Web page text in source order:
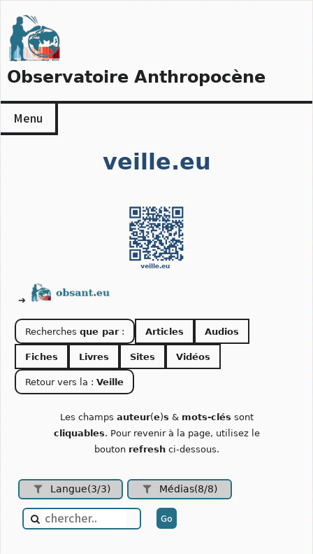
to
content
Observatoire Anthropocène
Menu
veille.eu
➔
Recherches que par: Articles Audios
Fiches Livres Sites Vidéos
Retour vers la : Veille
Les champs auteur(e)s & mots-clés sont
cliquables. Pour revenir à la page, utilisez le
bouton refreshci-dessous.
Langue(3/3) Médias(8/8)